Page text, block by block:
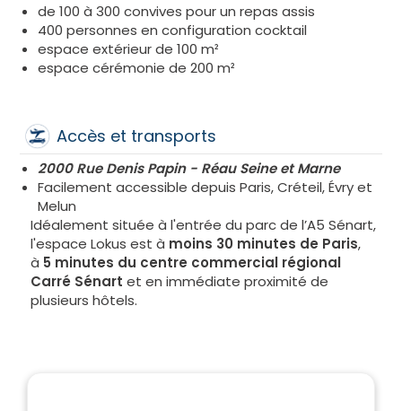
de 100 à 300 convives pour un repas assis
400 personnes en configuration cocktail
espace extérieur de 100 m²
espace cérémonie de 200 m²
Accès et transports
2000 Rue Denis Papin - Réau Seine et Marne
Facilement accessible depuis Paris, Créteil, Évry et
Melun
Idéalement située à l'entrée du parc de l’A5 Sénart,
l'espace Lokus est à moins 30 minutes de Paris,
à 5 minutes du centre commercial régional
Carré Sénart et en immédiate proximité de
plusieurs hôtels.